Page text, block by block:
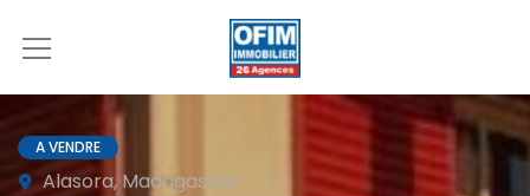
A VENDRE
Alasora, Madagascar